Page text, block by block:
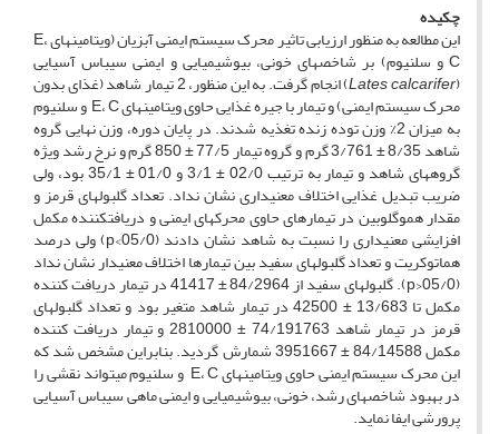
چکیده
این مطالعه به منظور ارزیابی تاثیر محرک سیستم ایمنی آبزیان (ویتامین­های E،
C و سلنیوم) بر شاخص­های خونی، ‏بیوشیمیایی و ایمنی سی­باس آسیایی
(
Lates calcarifer ) انجام گرفت. به این منظور، 2 تیمار شاهد (غذای بدون
محرک سیستم ایمنی) و تیمار با جیره غذایی حاوی ویتامین­های E، C و سلنیوم
به میزان 2% وزن توده زنده تغذیه شدند. در پایان دوره، وزن نهایی گروه
شاهد 8/35 ± 3/761 گرم و گروه تیمار 77/5 ± 850 گرم و نرخ رشد ویژه
گروه­های شاهد و تیمار به ترتیب 02/0 ± 3/1 و 01/0 ± 35/1 بود، ولی
ضریب تبدیل غذایی اختلاف معنی­داری نشان نداد. تعداد گلبول­های قرمز و
مقدار هموگلوبین در تیمارهای حاوی محرک­های ایمنی و دریافت­کننده مکمل
افزایشی معنی­داری را نسبت به شاهد نشان دادند (05/0>p) ولی درصد
هماتوکریت و تعداد گلبول­های سفید بین تیمارها اختلاف معنی­دار نشان نداد
(05/0<p). گلبول­های سفید از 84/2964 ± 41417 در تیمار دریافت کننده
مکمل تا 13/683 ± 42500 در تیمار شاهد متغیر بود و تعداد گلبول­های
قرمز در تیمار شاهد 74/191763 ± 2810000 و تیمار دریافت کننده
مکمل 84/14588 ± 3951667 شمارش گردید. بنابراین مشخص شد که
این محرک سیستم ایمنی حاوی ویتامین­های E، C و سلنیوم می­تواند نقشی را
در بهبود شاخص­های رشد، خونی، بیوشیمیایی و ایمنی ماهی سی­باس آسیایی
پرورشی ایفا نماید.